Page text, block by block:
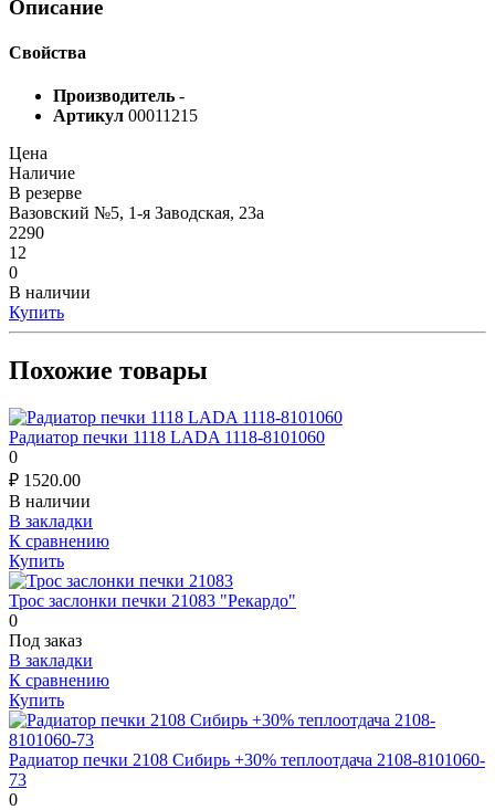
Описание
Свойства
Производитель -
Артикул 00011215
Цена
Наличие
В резерве
Вазовский №5, 1-я Заводская, 23а
2290
12
0
В наличии
Купить
Похожие товары
Радиатор печки 1118 LADA 1118-8101060
0
₽ 1520.00
В наличии
В закладки
К сравнению
Купить
Трос заслонки печки 21083 "Рекардо"
0
Под заказ
В закладки
К сравнению
Купить
Радиатор печки 2108 Сибирь +30% теплоотдача 2108-8101060-
73
0